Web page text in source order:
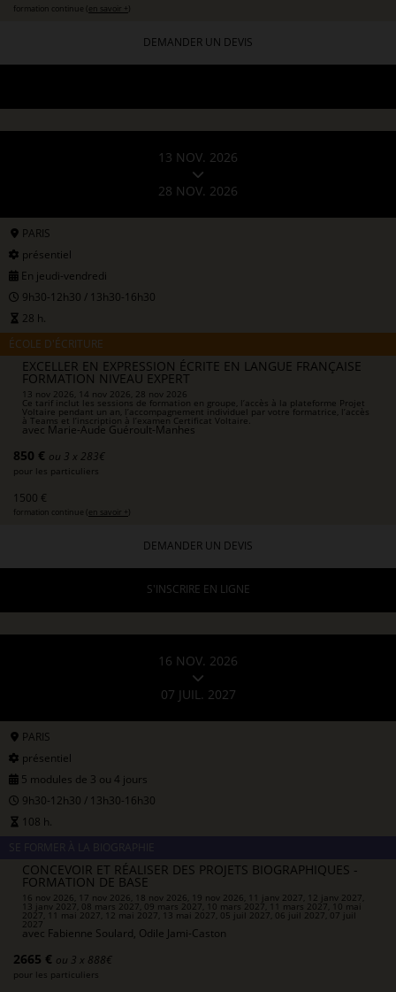
formation continue ( en savoir + )
DEMANDER UN DEVIS
13 NOV. 2026
28 NOV. 2026
PARIS
présentiel
En jeudi-vendredi
9h30-12h30 / 13h30-16h30
28 h.
ÉCOLE D'ÉCRITURE
EXCELLER EN EXPRESSION ÉCRITE EN LANGUE FRANÇAISE
FORMATION NIVEAU EXPERT
13 nov 2026, 14 nov 2026, 28 nov 2026
Ce tarif inclut les sessions de formation en groupe, l’accès à la plateforme Projet
Voltaire pendant un an, l’accompagnement individuel par votre formatrice, l’accès
à Teams et l’inscription à l’examen Certificat Voltaire.
avec Marie-Aude Guéroult-Manhes
850 € ou 3 x 283€
pour les particuliers
1500 €
formation continue ( en savoir + )
DEMANDER UN DEVIS
S'INSCRIRE EN LIGNE
16 NOV. 2026
07 JUIL. 2027
PARIS
présentiel
5 modules de 3 ou 4 jours
9h30-12h30 / 13h30-16h30
108 h.
CONCEVOIR ET RÉALISER DES PROJETS BIOGRAPHIQUES -
FORMATION DE BASE
16 nov 2026, 17 nov 2026, 18 nov 2026, 19 nov 2026, 11 janv 2027, 12 janv 2027,
13 janv 2027, 08 mars 2027, 09 mars 2027, 10 mars 2027, 11 mars 2027, 10 mai
2027, 11 mai 2027, 12 mai 2027, 13 mai 2027, 05 juil 2027, 06 juil 2027, 07 juil
2027
avec Fabienne Soulard, Odile Jami-Caston
2665 € ou 3 x 888€
pour les particuliers